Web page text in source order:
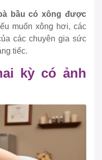
bầu có xông được
muốn xông hơi, các
các chuyên gia sức
tiếc.
kỳ có ảnh